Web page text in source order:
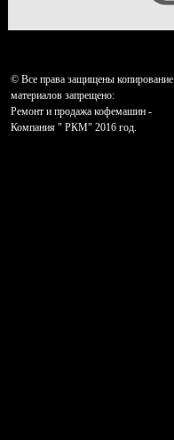
© Все права защищены копирование
материалов запрещено:
Ремонт и продажа кофемашин -
Компания " РКМ" 2016 год.